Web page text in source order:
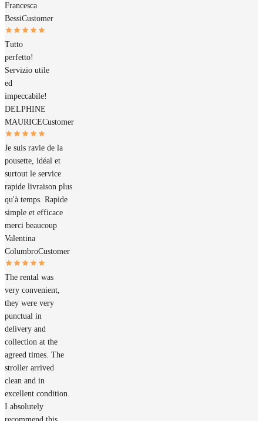
Francesca
BessiCustomer
Tutto
perfetto!
Servizio utile
ed
impeccabile!
DELPHINE
MAURICECustomer
Je suis ravie de la
pousette, idéal et
surtout le service
rapide livraison plus
qu'à temps. Rapide
simple et efficace
merci beaucoup
Valentina
ColumbroCustomer
The rental was
very convenient,
they were very
punctual in
delivery and
collection at the
agreed times. The
stroller arrived
clean and in
excellent condition.
I absolutely